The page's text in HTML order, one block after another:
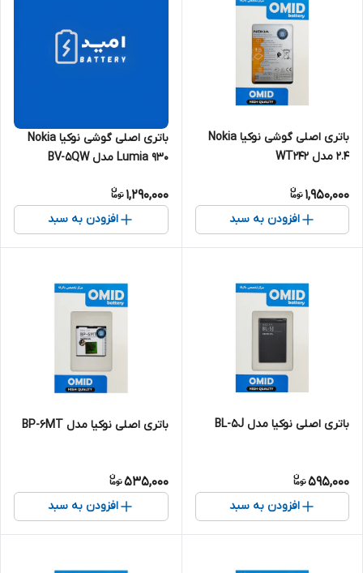
باتری اصلی گوشی نوکیا Nokia
2.4 مدل WT242
1,950,000
افزودن به سبد
باتری اصلی گوشی نوکیا Nokia
Lumia 930 مدل BV-5QW
1,290,000
افزودن به سبد
باتری اصلی نوکیا مدل BL-5J
595,000
افزودن به سبد
باتری اصلی نوکیا مدل BP-6MT
535,000
افزودن به سبد